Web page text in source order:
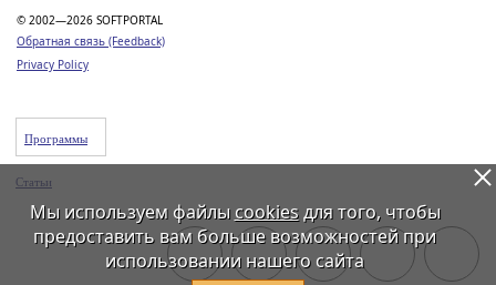
© 2002—2026 SOFTPORTAL
Обратная связь (Feedback)
Privacy Policy
Программы
Статьи
Мы используем файлы cookiesдля того, чтобы
предоставить вам больше возможностей при
использовании нашего сайта